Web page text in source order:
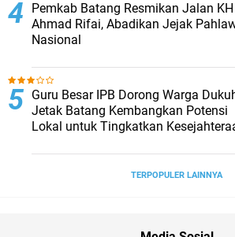
Pemkab Batang Resmikan Jalan KH
Ahmad Rifai, Abadikan Jejak
Nasional
Guru Besar IPB Dorong Warga
Jetak Batang Kembangkan Potensi
Lokal untuk Tingkatkan
TERPOPULER LAINNYA